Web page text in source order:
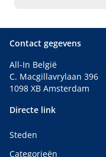
Contact gegevens
All-In België
C. Macgillavrylaan 396
1098 XB Amsterdam
Directe link
Steden
Categorieën